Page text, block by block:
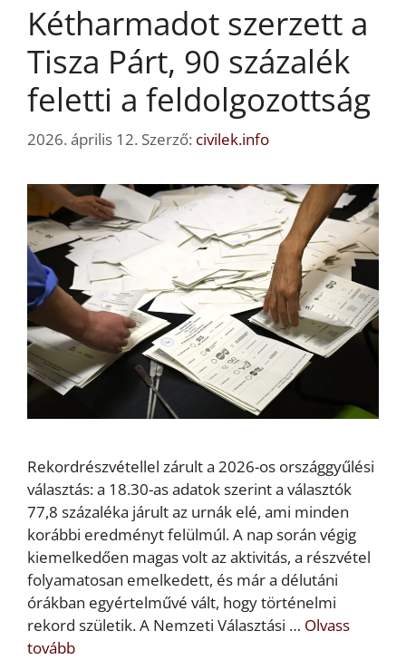
Kétharmadot szerzett a
Tisza Párt, 90 százalék
feletti a feldolgozottság
2026. április 12. Szerző: civilek.info
Rekordrészvétellel zárult a 2026-os országgyűlési
választás: a 18.30-as adatok szerint a választók
77,8 százaléka járult az urnák elé, ami minden
korábbi eredményt felülmúl. A nap során végig
kiemelkedően magas volt az aktivitás, a részvétel
folyamatosan emelkedett, és már a délutáni
órákban egyértelművé vált, hogy történelmi
rekord születik. A Nemzeti Választási … Olvass
tovább